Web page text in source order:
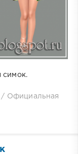
симок.
/ Официальная